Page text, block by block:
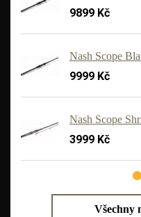
9899 Kč
Nash Scope
9999 Kč
Nash Scope
3999 Kč
Všechny